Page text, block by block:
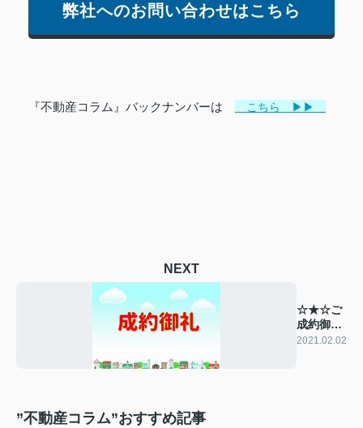
弊社へのお問い合わせはこちら
『不動産コラム』バックナンバーは こちら ▶▶
NEXT
☆★☆ご
成約御礼
☆★☆
2021.02.02
”不動産コラム”おすすめ記事